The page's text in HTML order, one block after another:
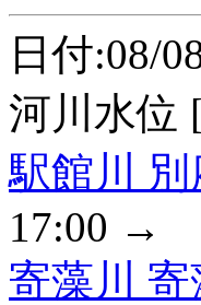
日付:08/
河川水位
駅館川 別
17:00 →
寄藻川 寄